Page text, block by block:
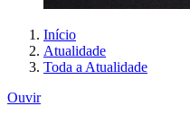
Início
Atualidade
Toda a Atualidade
Ouvir